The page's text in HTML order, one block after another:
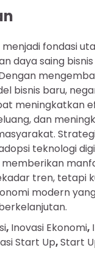
fondasi
daya saing
bisnis baru,
meningkatkan
dan
teknologi
memberikan
tren, tetapi
modern
, Inovasi Ekonomi,
Start Up,Start